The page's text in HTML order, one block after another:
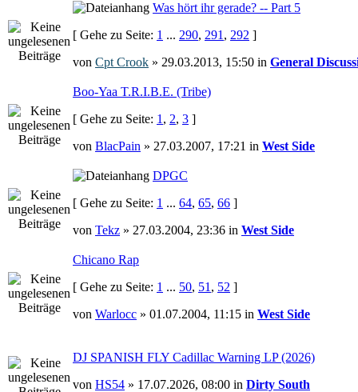
Was hört ihr gerade? -- Part 5
[ Gehe zu Seite: 1 ... 290, 291 , 292 ]
von Cpt Crook » 29.03.2013, 15:50 in General
Boo-Yaa T.R.I.B.E. (Tribe)
[ Gehe zu Seite: 1 , 2, 3 ]
von BlacPain » 27.03.2007, 17:21 in West Side
DPGC
[ Gehe zu Seite: 1 ... 64, 65, 66 ]
von Tekz » 27.03.2004, 23:36 in West Side
Chicano Rap
[ Gehe zu Seite: 1 ... 50, 51 , 52 ]
von Warlocc » 01.07.2004, 11:15 in West Side
DJ SPANISH FLY Cadillac Warning LP (2026)
von HS54 » 17.07.2026, 08:00 in Dirty South